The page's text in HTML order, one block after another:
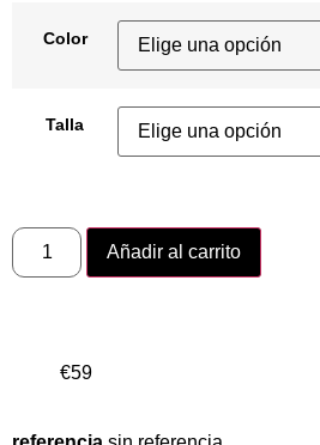
Color
Talla
Añadir al carrito
€59